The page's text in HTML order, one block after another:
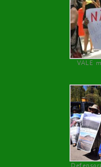
VALE